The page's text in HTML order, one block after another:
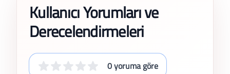
Kullanıcı Yorumları ve
Derecelendirmeleri
0 yoruma göre